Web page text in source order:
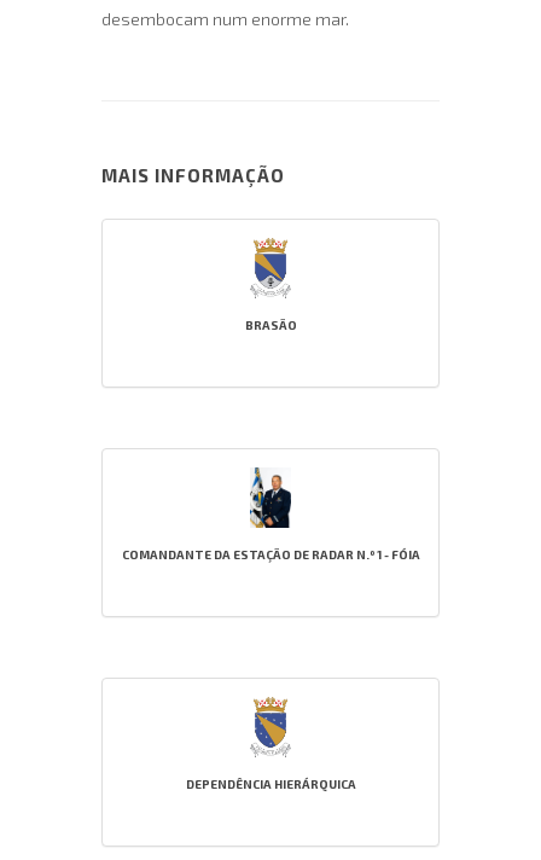
desembocam num enorme mar.
MAIS INFORMAÇÃO
BRASÃO
COMANDANTE DA ESTAÇÃO DE RADAR N.º 1 - FÓIA
DEPENDÊNCIA HIERÁRQUICA